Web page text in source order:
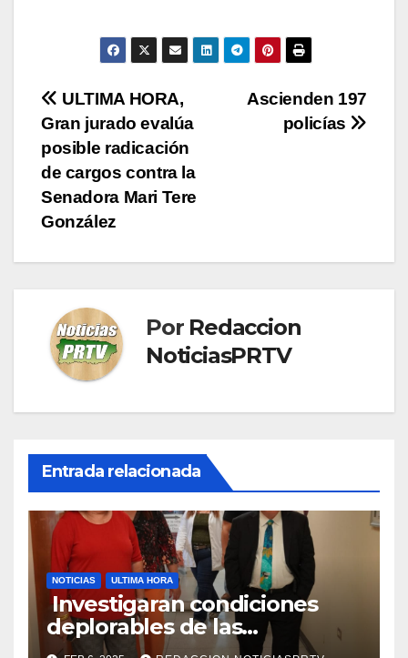
Navegación
de
entradas
Ascienden 197
policías
ULTIMA HORA,
Gran jurado evalúa
posible radicación
de cargos contra la
Senadora Mari Tere
González
Por Redaccion
NoticiasPRTV
Entrada relacionada
NOTICIAS ULTIMA HORA
Investigaran condiciones
deplorables de las
facilidades el Departamento